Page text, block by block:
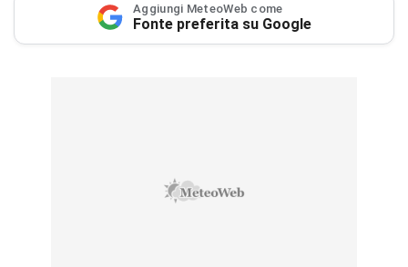
Aggiungi MeteoWeb come
Fonte preferita su Google